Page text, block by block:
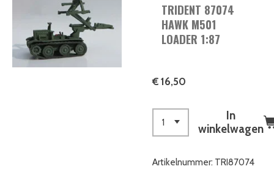
TRIDENT 87074
HAWK M501
LOADER 1:87
€ 16,50
In
winkelwagen
Artikelnummer: TRI87074